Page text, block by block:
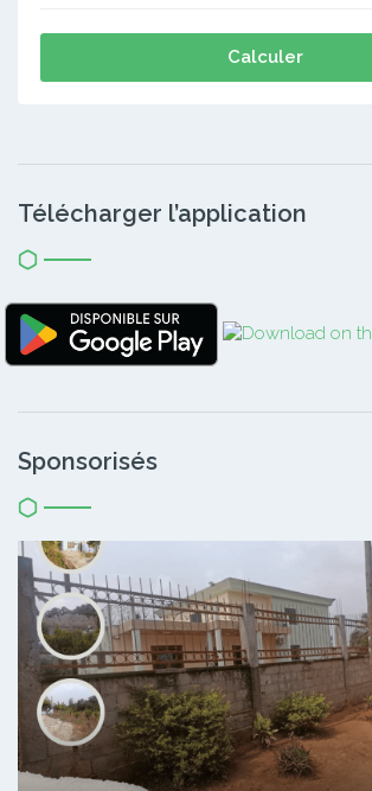
Calculer
Télécharger l’application
Sponsorisés